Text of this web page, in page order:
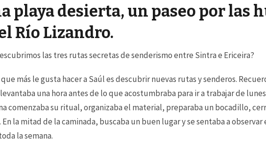
playa desierta, un paseo por las
Río Lizandro.
las tres rutas secretas de senderismo entre Sintra e Ericeira?
más le gusta hacer a Saúl es descubrir nuevas rutas y senderos.
una hora antes de lo que acostumbraba para ir a trabajar de
comenzaba su ritual, organizaba el material, preparaba un bocadillo,
En la mitad de la caminada, buscaba un buen lugar y se sentaba a
la semana.